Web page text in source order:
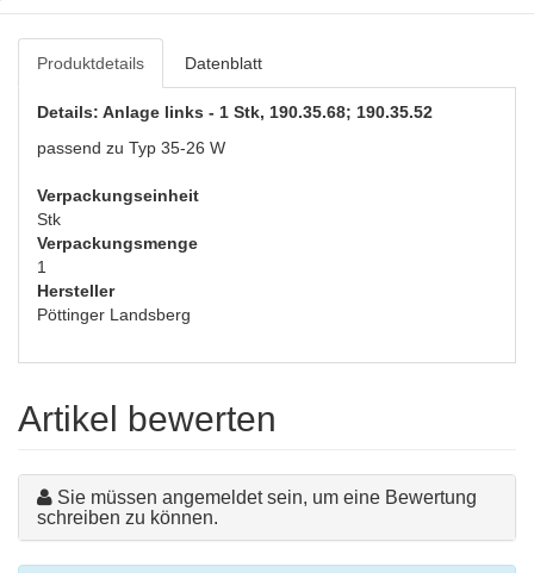
Produktdetails Datenblatt
Details: Anlage links - 1 Stk, 190.35.68; 190.35.52
passend zu Typ 35-26 W
Verpackungseinheit
Stk
Verpackungsmenge
1
Hersteller
Pöttinger Landsberg
Artikel bewerten
Sie müssen angemeldet sein, um eine Bewertung
schreiben zu können.